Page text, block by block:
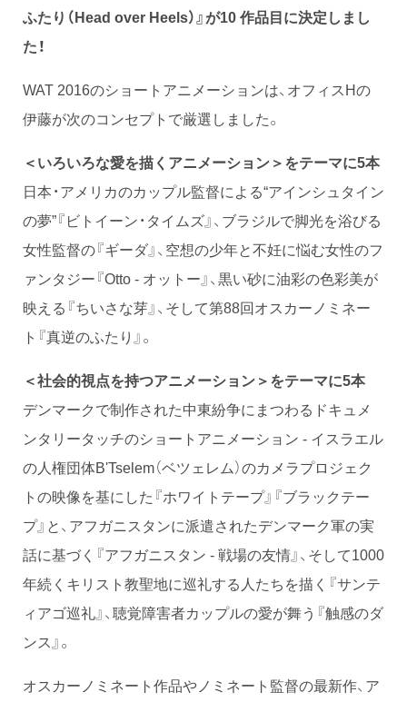
ふたり（Head over Heels）』が10 作品目に決定しまし
た！
WAT 2016のショートアニメーションは、オフィスHの
伊藤が次のコンセプトで厳選しました。
＜いろいろな愛を描くアニメーション＞をテーマに5本
日本・アメリカのカップル監督による“アインシュタイン
の夢”『ビトイーン・タイムズ』、ブラジルで脚光を浴びる
女性監督の『ギーダ』、空想の少年と不妊に悩む女性のフ
ァンタジー『Otto - オットー』、黒い砂に油彩の色彩美が
映える『ちいさな芽』、そして第88回オスカーノミネー
ト『真逆のふたり』。
＜社会的視点を持つアニメーション＞をテーマに5本
デンマークで制作された中東紛争にまつわるドキュメ
ンタリータッチのショートアニメーション - イスラエル
の人権団体B'Tselem（ベツェレム）のカメラプロジェク
トの映像を基にした『ホワイトテープ』『ブラックテー
プ』と、アフガニスタンに派遣されたデンマーク軍の実
話に基づく『アフガニスタン - 戦場の友情』、そして1000
年続くキリスト教聖地に巡礼する人たちを描く『サンテ
ィアゴ巡礼』、聴覚障害者カップルの愛が舞う『触感のダ
ンス』。
オスカーノミネート作品やノミネート監督の最新作、ア